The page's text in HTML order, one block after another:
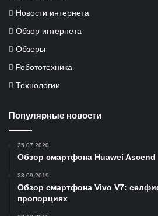
Новости интернета
Обзор интернета
Обзоры
Робототехника
Технологии
Популярные новости
25.07.2020
Обзор смартфона Huawei Ascend
23.09.2019
Обзор смартфона Vivo V7:
пропорциях